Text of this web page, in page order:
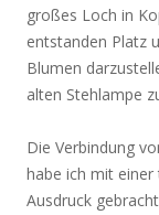
großes Loch in
entstanden Platz
Blumen
alten Stehlampe
Die Verbindung
habe ich mit einer
Ausdruck